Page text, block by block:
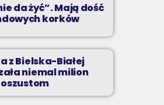
da żyć”. Mają dość
korków
z Bielska-Białej
niemal milion
oszustom